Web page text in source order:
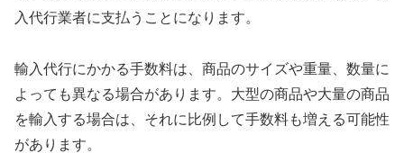
入代行業者に支払うことになります。
輸入代行にかかる手数料は、商品のサイズや重量、数量に
よっても異なる場合があります。大型の商品や大量の商品
を輸入する場合は、それに比例して手数料も増える可能性
があります。